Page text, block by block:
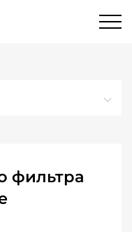
фильтра